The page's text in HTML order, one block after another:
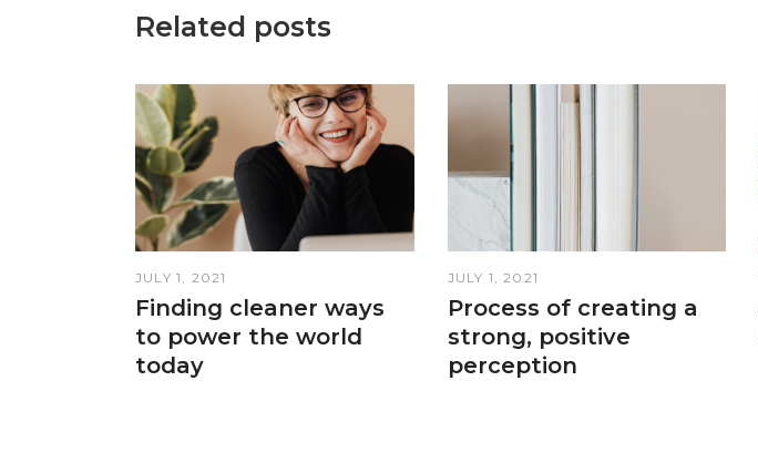
Related posts
JULY 1, 2021
Finding cleaner ways
to power the world
today
JULY 1, 2021
Process of creating a
strong, positive
perception